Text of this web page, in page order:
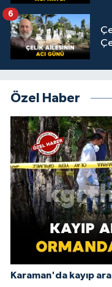
6
Özel Haber
Karaman'da kayıp